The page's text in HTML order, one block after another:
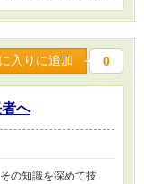
入りに追加 0
へ
の知識を深めて技